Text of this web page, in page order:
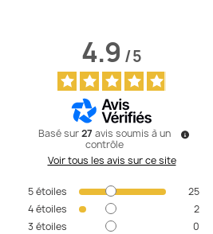
4.9/5
Basé sur27 avis soumis à un
contrôle
Voir tous les avis sur ce site
5étoiles
25
4étoiles
2
3 étoiles
0